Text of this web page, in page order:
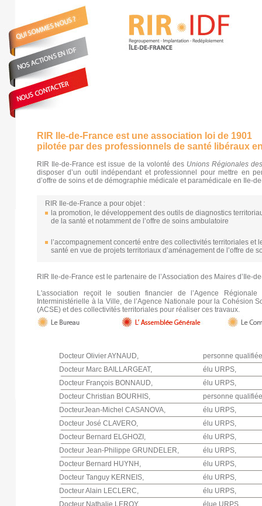
RIR Ile-de-France est une association loi de 1901
pilotée par des professionnels de santé libéraux
RIR Ile-de-France est issue de la volonté des Unions Régionales
disposer d’un outil indépendant et professionnel pour mettre en
d’offre de soins et de démographie médicale et paramédicale en Ile-
RIR Ile-de-France a pour objet :
la promotion, le développement des outils de diagnostics
de la santé et notamment de l’offre de soins ambulatoire
l’accompagnement concerté entre des collectivités territoriales et
santé en vue de projets territoriaux d’aménagement de l’offre de
RIR Ile-de-France est le partenaire de l’Association des Maires d’Ile-
L'association reçoit le soutien financier de l’Agence
Interministérielle à la Ville, de l’Agence Nationale pour la Cohésion
(ACSE) et des collectivités territoriales pour réaliser ces travaux.
Docteur Olivier AYNAUD,
personne
Docteur Marc BAILLARGEAT,
élu URPS,
Docteur François BONNAUD,
élu URPS,
Docteur Christian BOURHIS,
personne
DocteurJean-Michel CASANOVA,
élu URPS,
Docteur José CLAVERO,
élu URPS,
Docteur Bernard ELGHOZI,
élu URPS,
Docteur Jean-Philippe GRUNDELER,
élu URPS,
Docteur Bernard HUYNH,
élu URPS,
Docteur Tanguy KERNEIS,
élu URPS,
Docteur Alain LECLERC,
élu URPS,
Docteur Nathalie LEROY,
élue URPS,